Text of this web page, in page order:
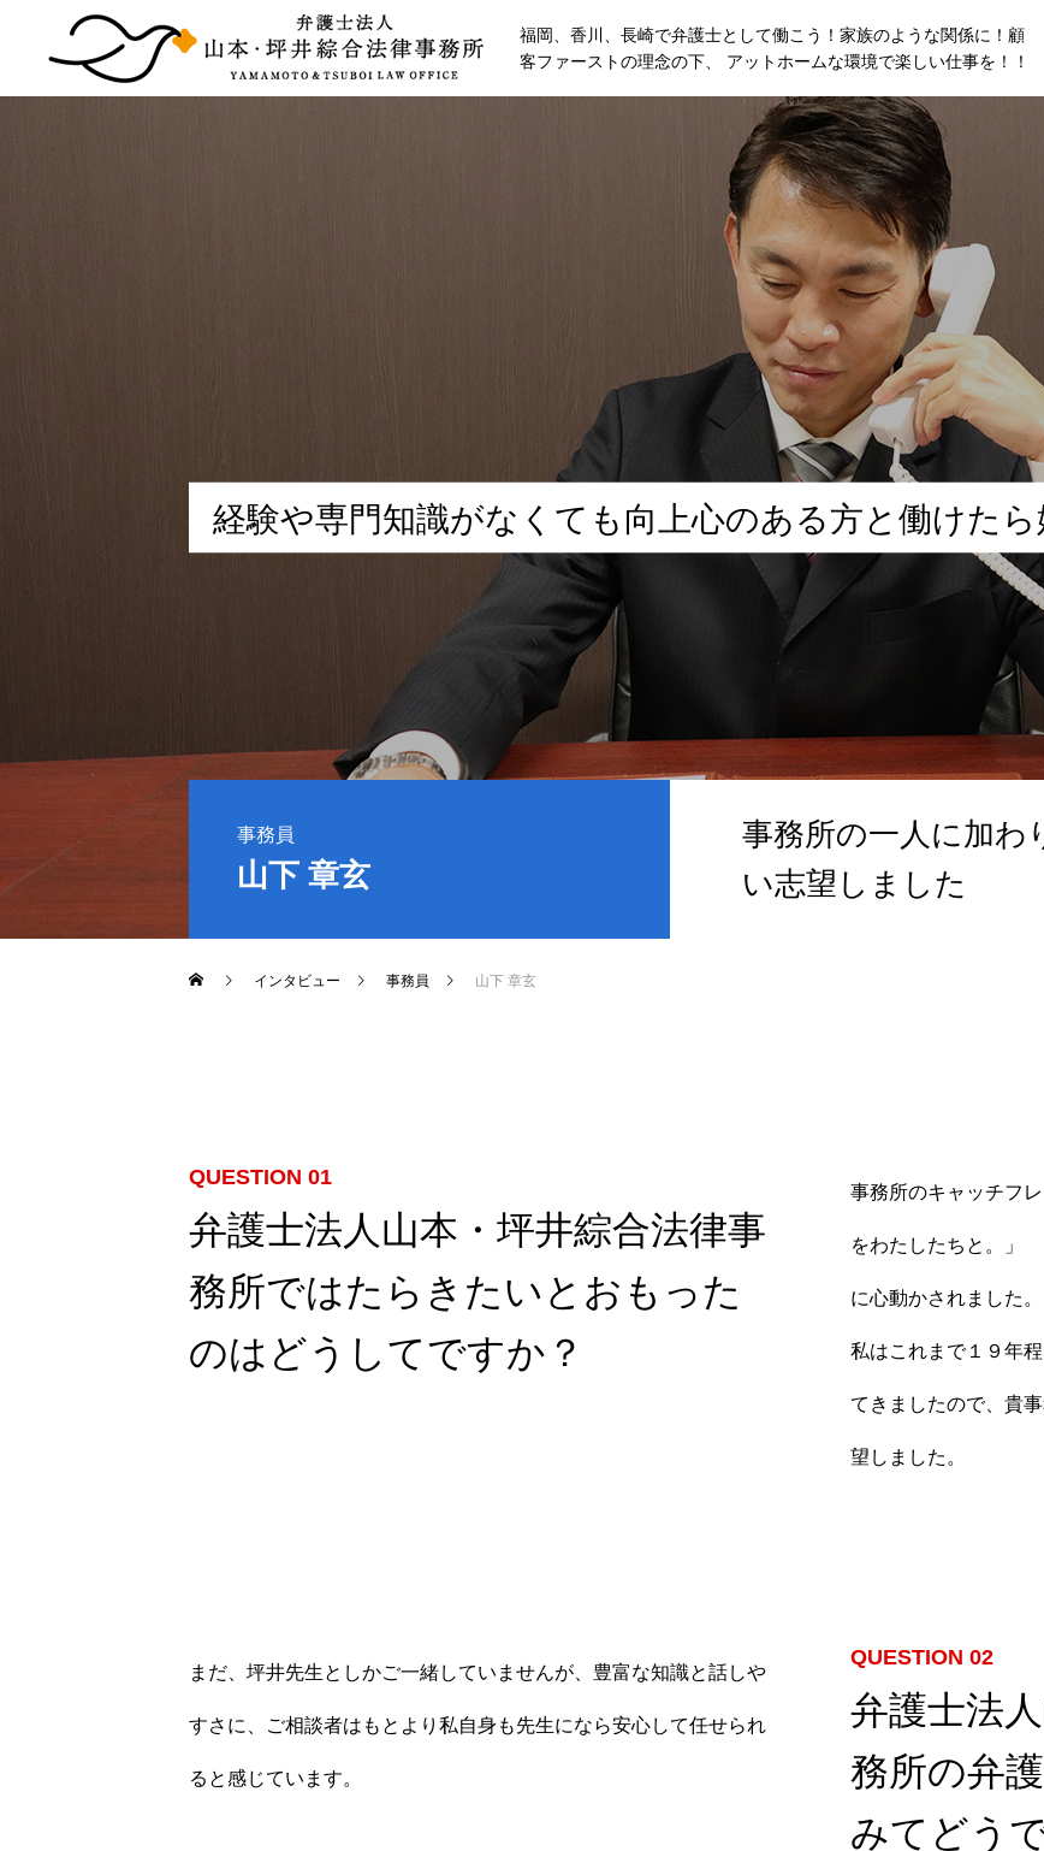
福岡、香川、長崎で弁護士として働こう！家族のような関係に！顧
客ファーストの理念の下、 アットホームな環境で楽しい仕事を！！
経験や専門知識がな く て も 向 上心のある方と 働けた ら
事務員
山下 章玄
事務所の一人に加わ
い志望しました
インタビュー 事務員 山下 章玄
QUESTION 01
弁護士法人山本・坪井綜合法律事
務所ではたらきたいとおもった
のはどうしてですか？
事務所のキャッチフ
をわたしたちと。」
に心動かされました。
私はこれまで１９年
てきましたので、貴
望しました。
QUESTION 02
弁護士法
務所の弁
みてどう
まだ、坪井先生としかご一緒していませんが、豊富な知識と話しや
すさに、ご相談者はもとより私自身も先生になら安心して任せられ
ると感じています。